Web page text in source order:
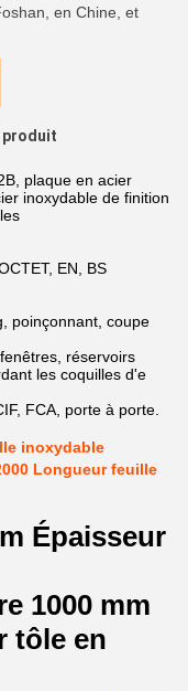
en Chine, et
produit
plaque en acier
inoxydable de finition
EN, BS
poinçonnant, coupe
réservoirs
les coquilles d'e
FCA, porte à porte.
inoxydable
Longueur feuille
Épaisseur
1000 mm
tôle en